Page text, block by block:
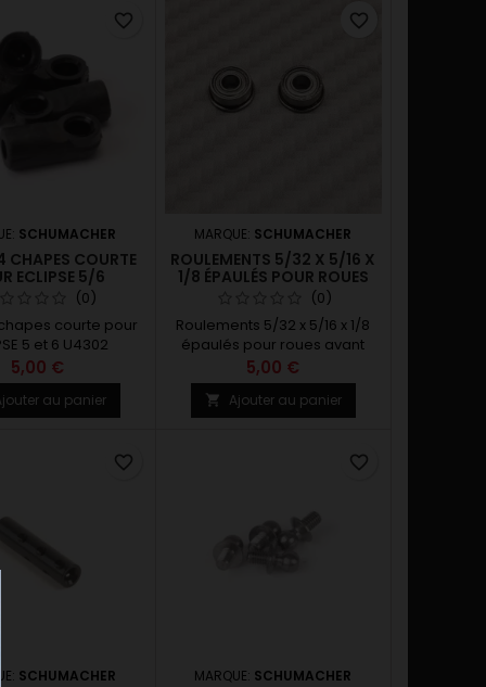
SCHUMACHER
CHAPES COURTE
ECLIPSE 5/6
(0)
courte pour
5 et 6 U4302
5,00 €
au panier
favorite_border
MARQUE: SCHUMACHER
ROULEMENTS 5/32 X 5/16 X
1/8 ÉPAULÉS POUR ROUES
AVANT ECLIPSE 6
(0)
Roulements 5/32 x 5/16 x 1/8
épaulés pour roues avant
Eclipse 6
5,00 €
 Ajouter au panier
favorite_border
SCHUMACHER
favorite_border
MARQUE: SCHUMACHER
favorite_border